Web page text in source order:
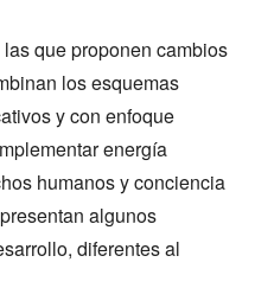
que proponen cambios
los esquemas
y con enfoque
energía
humanos y conciencia
algunos
diferentes al